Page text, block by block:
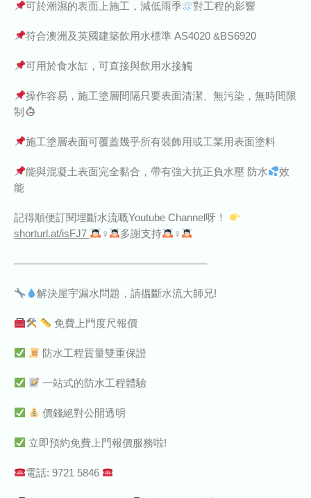
可於潮濕的表面上施工，減低雨季 對工程的影響
符合澳洲及英國建築飲用水標準 AS4020 &BS6920
可用於食水缸，可直接與飲用水接觸
操作容易，施工塗層間隔只要表面清潔、無污染，無時間限
制
施工塗層表面可覆蓋幾乎所有裝飾用或工業用表面塗料
能與混凝土表面完全黏合，帶有強大抗正負水壓 防水
效
能
記得順便訂閱埋斷水流嘅Youtube Channel呀！
shorturl.at/isFJ7
‍♀‍ 多謝支持 ‍♀‍
——————————————————–
解決屋宇漏水問題，請搵斷水流大師兄!
免費上門度尺報價
防水工程質量雙重保證
一站式的防水工程體驗
價錢絕對公開透明
立即預約免費上門報價服務啦!
電話: 9721 5846